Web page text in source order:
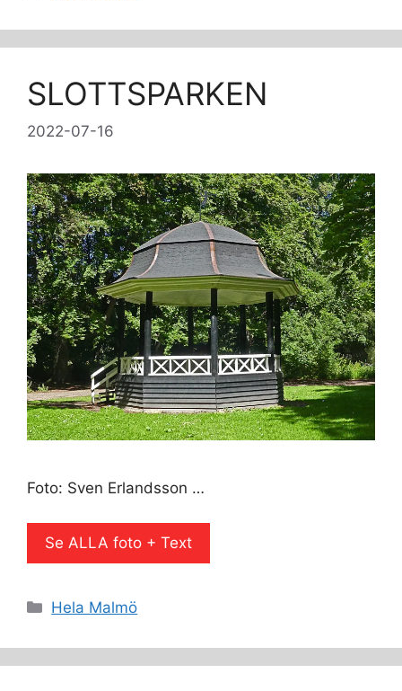
SLOTTSPARKEN
2022-07-16
Foto: Sven Erlandsson …
Se ALLA foto + Text
Kategorier
Hela Malmö